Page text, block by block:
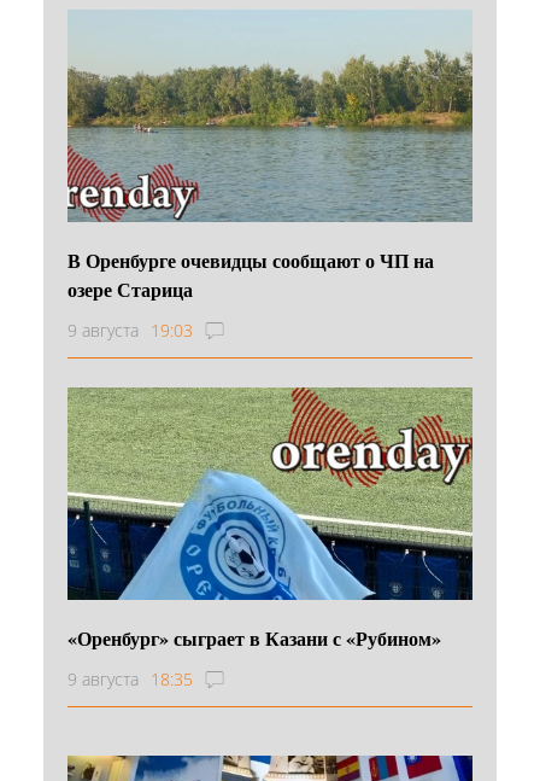
В Оренбурге очевидцы сообщают о ЧП на
озере Старица
9 августа 19:03
«Оренбург» сыграет в Казани с «Рубином»
9 августа 18:35